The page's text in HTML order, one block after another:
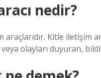
nedir?
araçlarıdır. Kitle
olayları duyuran,